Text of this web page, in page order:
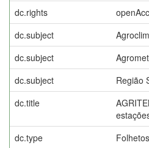
dc.rights
dc.subject
dc.subject
dc.subject
Região
dc.title
dc.type
Folhetos